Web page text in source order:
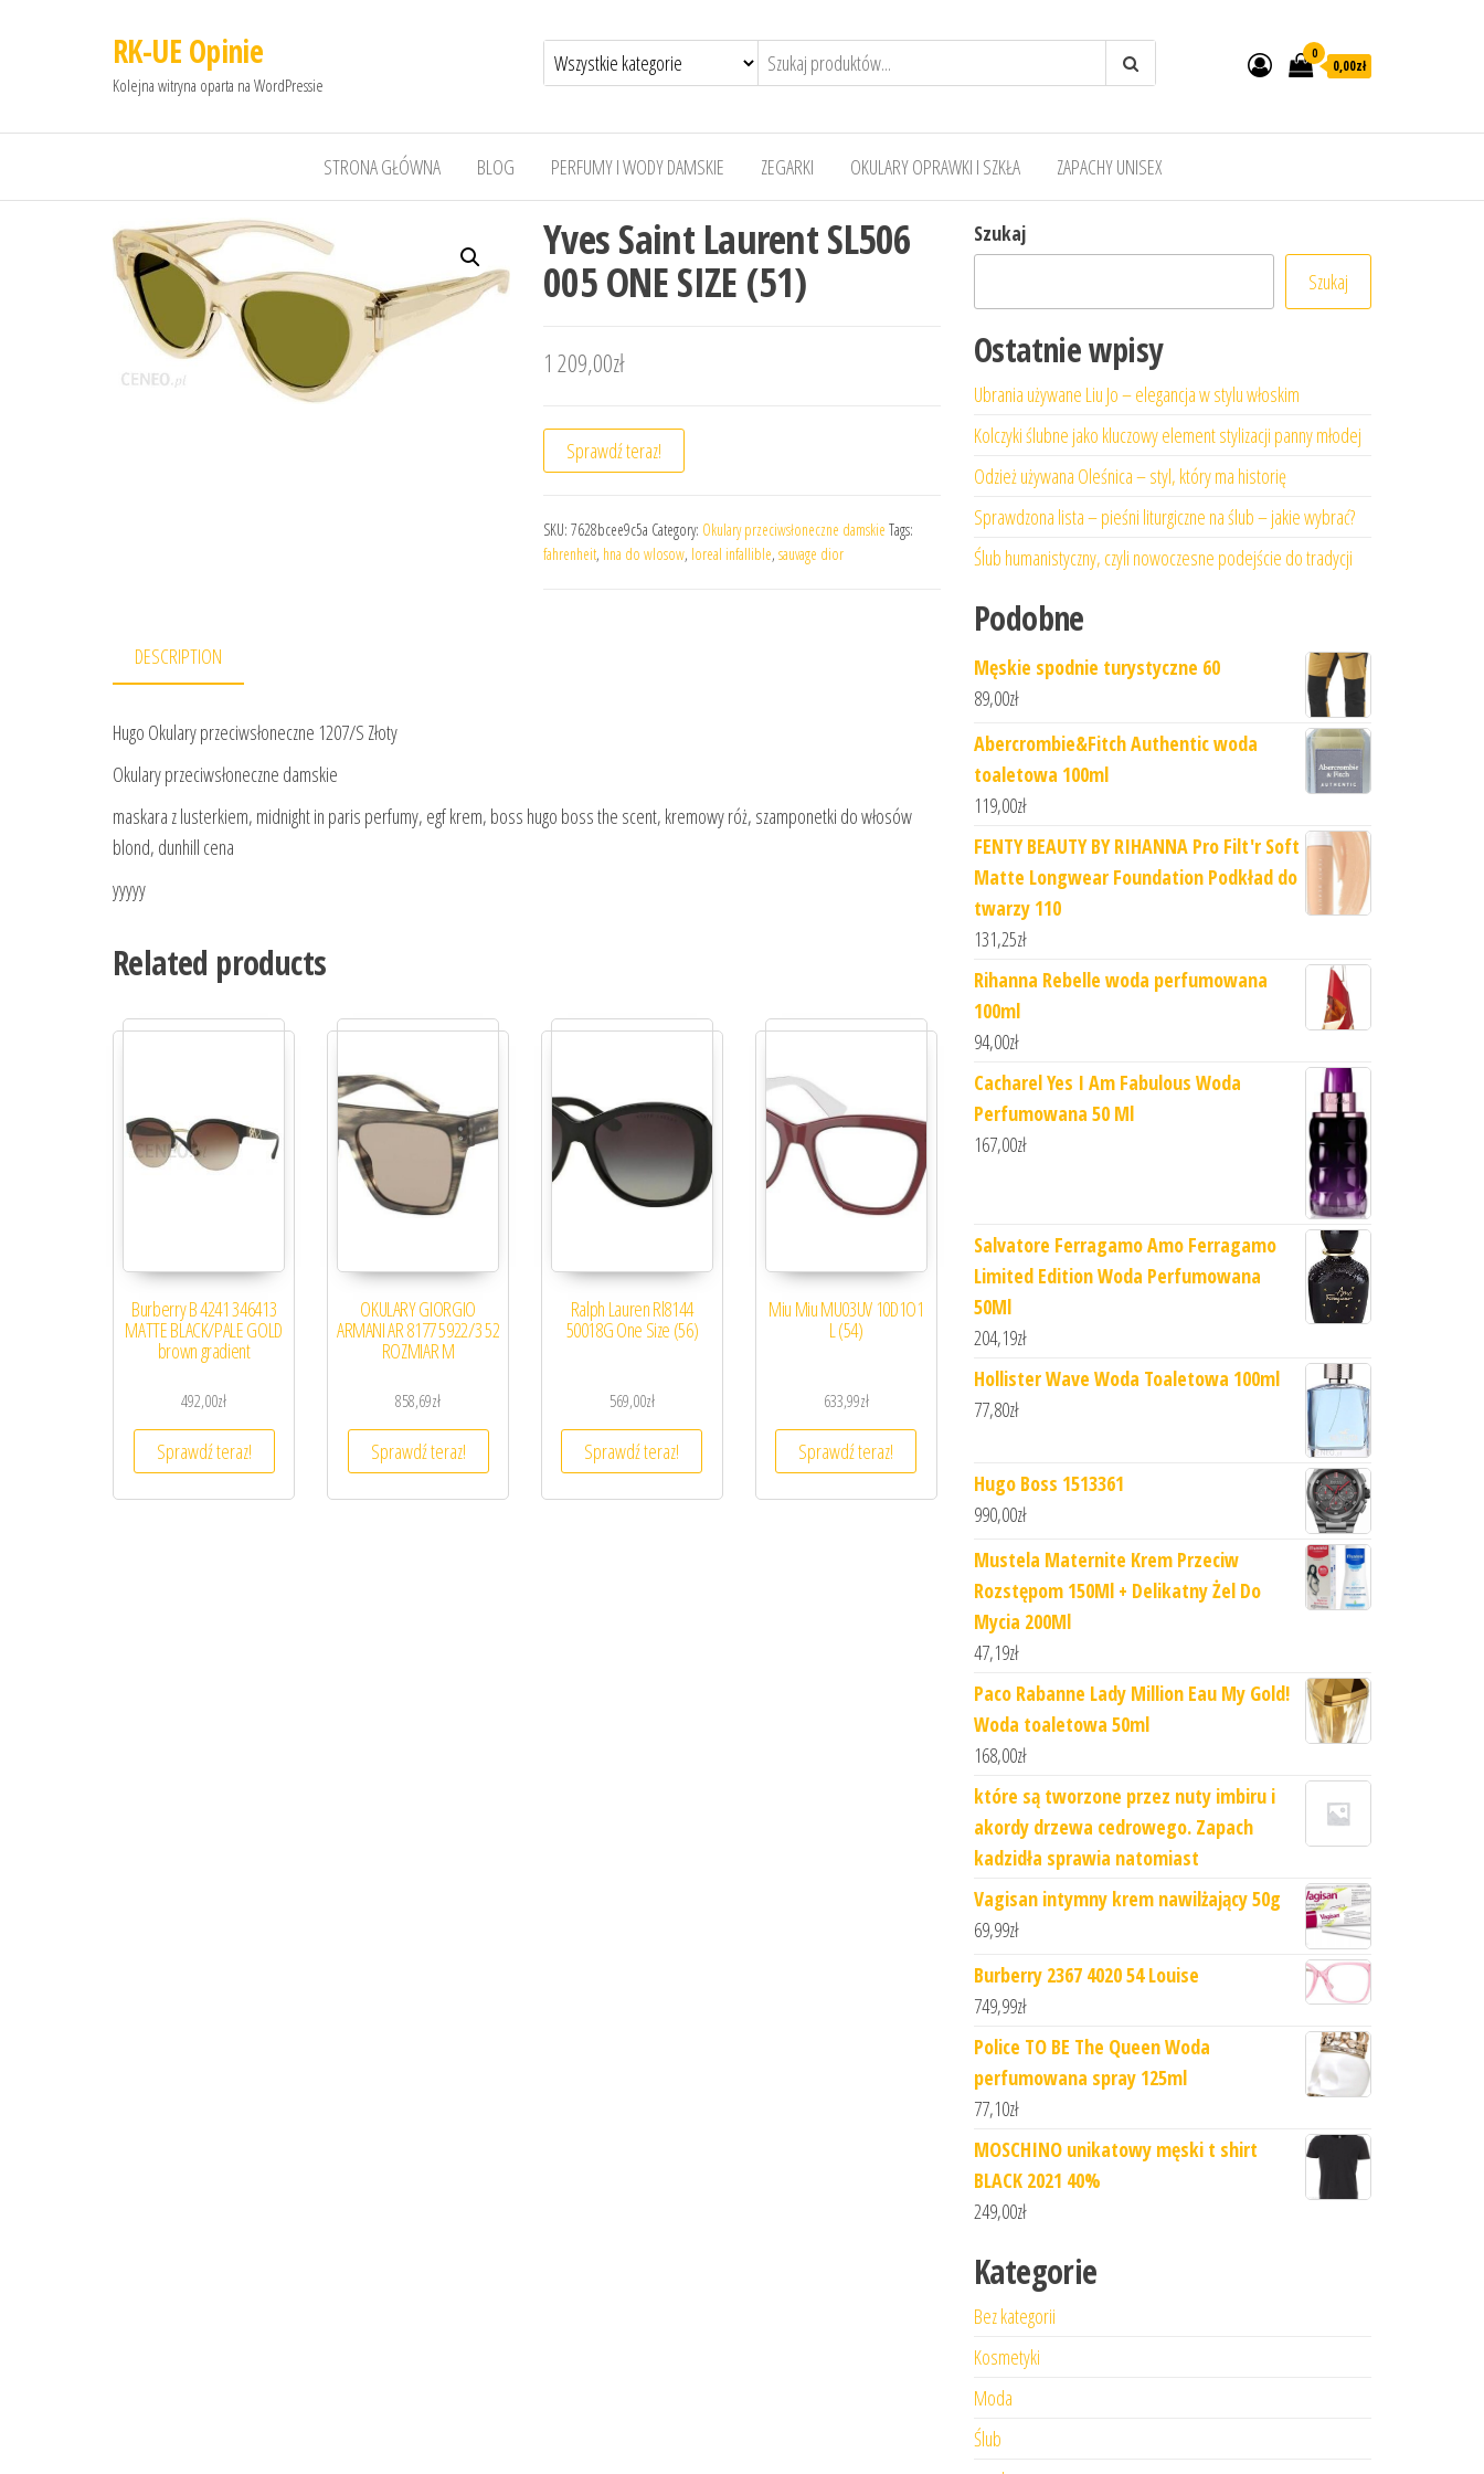
RK-UE Opinie
Kolejna witryna oparta na WordPressie
0
0,00zł
STRONA GŁÓWNA BLOG PERFUMY I WODY DAMSKIE ZEGARKI OKULARY OPRAWKI I SZKŁA ZAPACHY UNISEX
Yves Saint Laurent SL506
005 ONE SIZE (51)
1 209,00zł
Sprawdź teraz!
SKU: 7628bcee9c5a Category: Okulary przeciwsłoneczne damskie Tags:
fahrenheit, hna do wlosow, loreal infallible, sauvage dior
DESCRIPTION
Hugo Okulary przeciwsłoneczne 1207/S Złoty
Okulary przeciwsłoneczne damskie
maskara z lusterkiem, midnight in paris perfumy, egf krem, boss hugo boss the scent, kremowy róż, szamponetki do włosów
blond, dunhill cena
yyyyy
Related products
Burberry B 4241 346413
MATTE BLACK/PALE GOLD
brown gradient
492,00zł
Sprawdź teraz!
OKULARY GIORGIO
ARMANI AR 8177 5922/3 52
ROZMIAR M
858,69zł
Sprawdź teraz!
Ralph Lauren Rl8144
50018G One Size (56)
569,00zł
Sprawdź teraz!
Miu Miu MU03UV 10D1O1
L (54)
633,99zł
Sprawdź teraz!
Szukaj
Szukaj
Ostatnie wpisy
Ubrania używane Liu Jo – elegancja w stylu włoskim
Kolczyki ślubne jako kluczowy element stylizacji panny młodej
Odzież używana Oleśnica – styl, który ma historię
Sprawdzona lista – pieśni liturgiczne na ślub – jakie wybrać?
Ślub humanistyczny, czyli nowoczesne podejście do tradycji
Podobne
Męskie spodnie turystyczne 60
89,00zł
Abercrombie&Fitch Authentic woda
toaletowa 100ml
119,00zł
FENTY BEAUTY BY RIHANNA Pro Filt'r Soft
Matte Longwear Foundation Podkład do
twarzy 110
131,25zł
Rihanna Rebelle woda perfumowana
100ml
94,00zł
Cacharel Yes I Am Fabulous Woda
Perfumowana 50 Ml
167,00zł
Salvatore Ferragamo Amo Ferragamo
Limited Edition Woda Perfumowana
50Ml
204,19zł
Hollister Wave Woda Toaletowa 100ml
77,80zł
Hugo Boss 1513361
990,00zł
Mustela Maternite Krem Przeciw
Rozstępom 150Ml + Delikatny Żel Do
Mycia 200Ml
47,19zł
Paco Rabanne Lady Million Eau My Gold!
Woda toaletowa 50ml
168,00zł
które są tworzone przez nuty imbiru i
akordy drzewa cedrowego. Zapach
kadzidła sprawia natomiast
Vagisan intymny krem nawilżający 50g
69,99zł
Burberry 2367 4020 54 Louise
749,99zł
Police TO BE The Queen Woda
perfumowana spray 125ml
77,10zł
MOSCHINO unikatowy męski t shirt
BLACK 2021 40%
249,00zł
Kategorie
Bez kategorii
Kosmetyki
Moda
Ślub